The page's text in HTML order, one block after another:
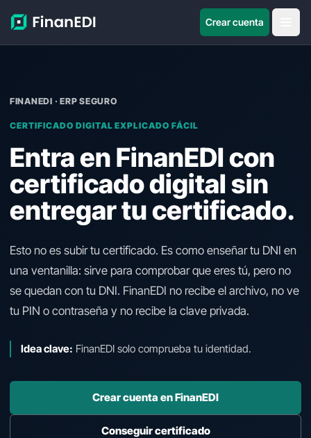
Crear cuenta
FINANEDI · ERP SEGURO
CERTIFICADO DIGITAL EXPLICADO FÁCIL
Entra en FinanEDI con
certificado digital sin
entregar tu certificado.
Esto no es subir tu certificado. Es como enseñar tu DNI en
una ventanilla: sirve para comprobar que eres tú, pero no
se quedan con tu DNI. FinanEDI no recibe el archivo, no ve
tu PIN o contraseña y no recibe la clave privada.
Idea clave: FinanEDI solo comprueba tu identidad.
Crear cuenta en FinanEDI
Conseguir certificado